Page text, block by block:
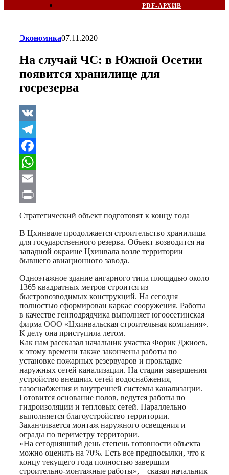
PDF-АРХИВ
Экономика07.11.2020
На случай ЧС: в Южной Осетии
появится хранилище для
госрезерва
VK
Telegram
Facebook
WhatsApp
Email
Print
Стратегический объект подготовят к концу года
В Цхинвале продолжается строительство хранилища
для государственного резерва. Объект возводится на
западной окраине Цхинвала возле территории
бывшего авиационного завода.
Одноэтажное здание ангарного типа площадью около
1365 квадратных метров строится из
быстровозводимых конструкций. На сегодня
полностью сформирован каркас сооружения. Работы
в качестве генподрядчика выполняет югоосетинская
фирма ООО «Цхинвальская строительная компания».
К делу она приступила летом.
Как нам рассказал начальник участка Форик Джиоев,
к этому времени также закончены работы по
установке пожарных резервуаров и прокладке
наружных сетей канализации. На стадии завершения
устройство внешних сетей водоснабжения,
газоснабжения и внутренней системы канализации.
Готовится основание полов, ведутся работы по
гидроизоляции и тепловых сетей. Параллельно
выполняется благоустройство территории.
Заканчивается монтаж наружного освещения и
ограды по периметру территории.
«На сегодняшний день степень готовности объекта
можно оценить на 70%. Есть все предпосылки, что к
концу текущего года полностью завершим
строительно-монтажные работы», – сказал начальник